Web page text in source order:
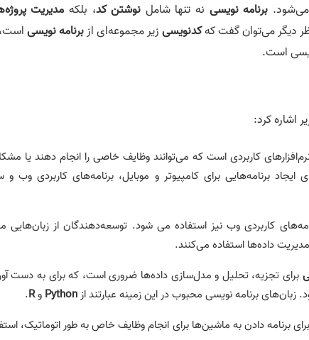
برنامه نویسی نه تنها شامل نوشتن کد، بلکه مدیریت
دیگر می‌توان گفت کهکدنویسیزیر مجموعه‌ای ازبرنامه نویسی
است.
اشاره کرد:
کاربردی است که می‌توانند وظایف خاصی را انجام دهند یا
ایجاد برنامه‌هایی برای کامپیوتر و موبایل، برنامه‌های کاربردی وب و
کاربردی وب نیز استفاده می شود. توسعه‌دهندگان از زبان‌هایی
داده‌ها استفاده می‌کنند.
برای تجزیه، تحلیل و مدل‌سازی داده‌ها ضروری است، که برای به دست
برنامه نویسی محبوب در این زمینه عبارتند ازPython وR
.
برنامه‌ دادن به ماشین‌ها برای انجام وظایف خاص به طور اتوماتیک،